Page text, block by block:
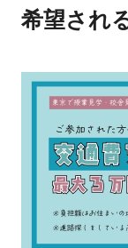
希望され